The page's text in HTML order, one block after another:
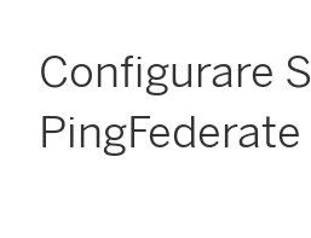
Configurare
PingFederate